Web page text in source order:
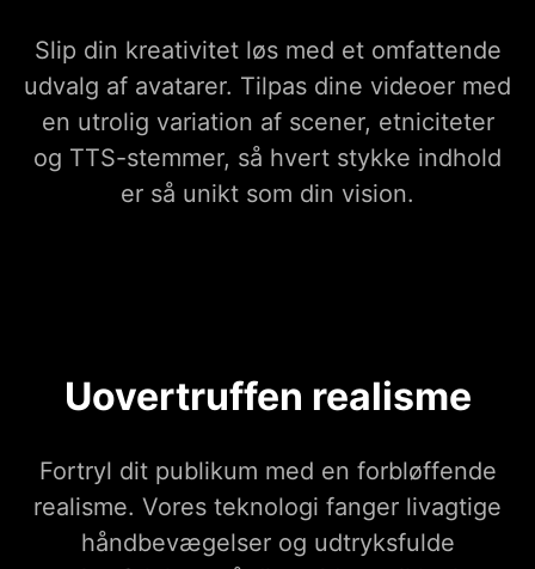
Slip din kreativitet løs med et omfattende
udvalg af avatarer. Tilpas dine videoer med
en utrolig variation af scener, etniciteter
og TTS-stemmer, så hvert stykke indhold
er så unikt som din vision.
Uovertruffen realisme
Fortryl dit publikum med en forbløffende
realisme. Vores teknologi fanger livagtige
håndbevægelser og udtryksfulde